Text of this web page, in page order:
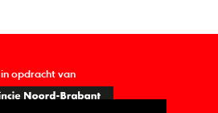
in opdracht van